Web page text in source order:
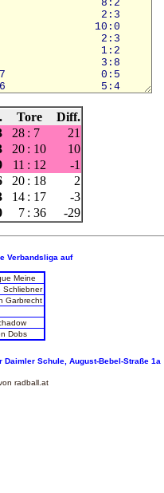
Tore
Diff.
28 : 7
21
20 : 10
10
11 : 12
-1
20 : 18
2
14 : 17
-3
7 : 36 -29
Verbandsliga auf
Meine
Schliebner
Garbrecht
Dobs
Schule, August-Bebel-Straße 1a
radball.at